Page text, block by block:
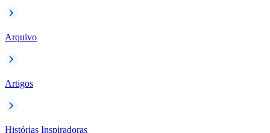
Arquivo
Artigos
Histórias Inspiradoras